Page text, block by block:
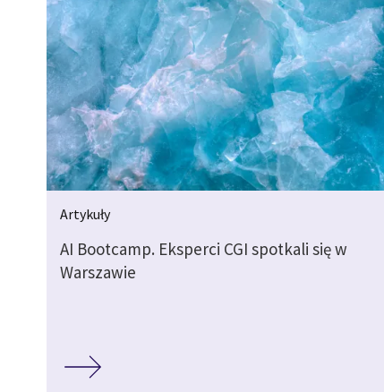
Artykuły
AI Bootcamp. Eksperci CGI spotkali się w
Warszawie